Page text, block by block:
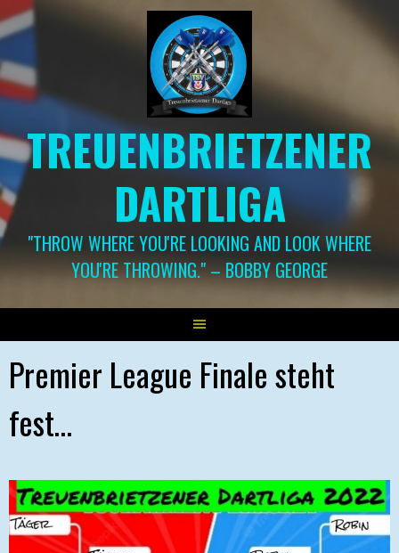
Springe
zum
TREUENBRIETZENER
DARTLIGA
"THROW WHERE YOU'RE LOOKING AND LOOK WHERE
YOU'RE THROWING." – BOBBY GEORGE
Premier League Finale steht
fest…